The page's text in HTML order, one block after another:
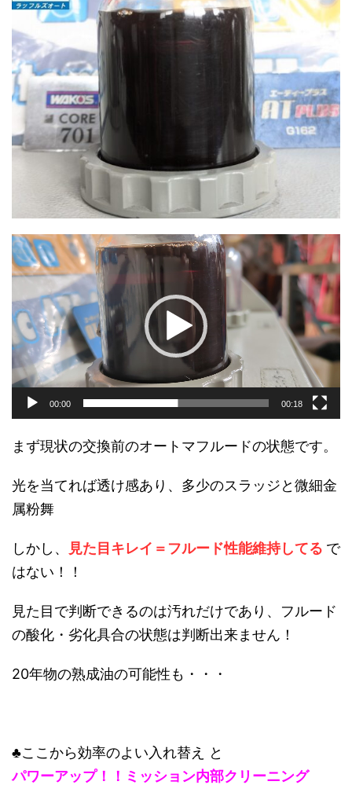
動
画
プ
ー
ヤ
ー
00:00 00:18
まず現状の交換前のオートマフルードの状態です。
光を当てれば透け感あり、多少のスラッジと微細金
属粉舞
しかし、 見た目キレイ＝フルード性能維持してる で
はない！！
見た目で判断できるのは汚れだけであり、フルード
の酸化・劣化具合の状態は判断出来ません！
20年物の熟成油の可能性も・・・
♣ここから効率のよい入れ替え と
パワーアップ！！ミッション内部クリーニング